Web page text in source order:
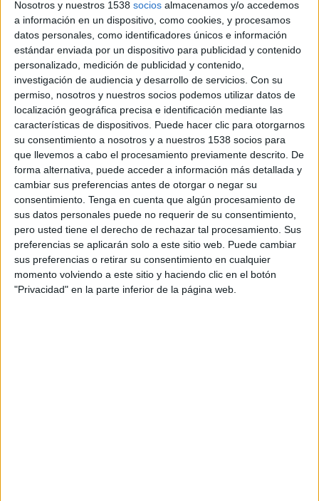
Nosotros y nuestros 1538 socios almacenamos y/o accedemos
a información en un dispositivo, como cookies, y procesamos
datos personales, como identificadores únicos e información
estándar enviada por un dispositivo para publicidad y contenido
personalizado, medición de publicidad y contenido,
investigación de audiencia y desarrollo de servicios. Con su
permiso, nosotros y nuestros socios podemos utilizar datos de
localización geográfica precisa e identificación mediante las
características de dispositivos. Puede hacer clic para otorgarnos
su consentimiento a nosotros y a nuestros 1538 socios para
que llevemos a cabo el procesamiento previamente descrito. De
forma alternativa, puede acceder a información más detallada y
cambiar sus preferencias antes de otorgar o negar su
consentimiento. Tenga en cuenta que algún procesamiento de
sus datos personales puede no requerir de su consentimiento,
pero usted tiene el derecho de rechazar tal procesamiento. Sus
preferencias se aplicarán solo a este sitio web. Puede cambiar
sus preferencias o retirar su consentimiento en cualquier
momento volviendo a este sitio y haciendo clic en el botón
"Privacidad" en la parte inferior de la página web.
Notícia
Arxivada la denúncia de
l'expresidenta del PP a Figueres
contra la direcció provincial
La fiscalia ha arxivat la denúncia de l'expresidenta del PP a
Figueres, Àngela Domènech, contra la direcció provincial del
partit per administració deslleial. Domènech ...